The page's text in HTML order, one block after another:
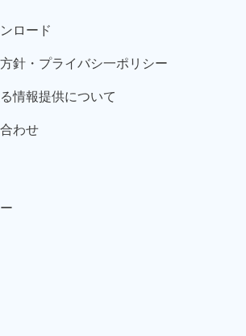
ロード
針・プライバシ一ポリシー
情報提供について
わせ